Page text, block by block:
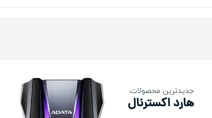
جدیدترین محصولات
هارد اکسترنال